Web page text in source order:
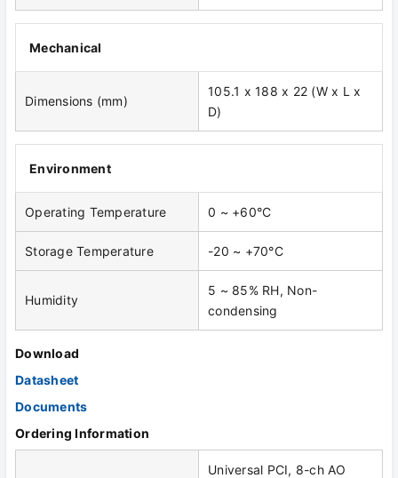
Mechanical
Dimensions (mm)
105.1 x 188 x 22 (W x L x
D)
Environment
Operating Temperature 0 ~ +60°C
Storage Temperature -20 ~ +70°C
Humidity
5 ~ 85% RH, Non-
condensing
Download
Datasheet
Documents
Ordering Information
Universal PCI, 8-ch AO